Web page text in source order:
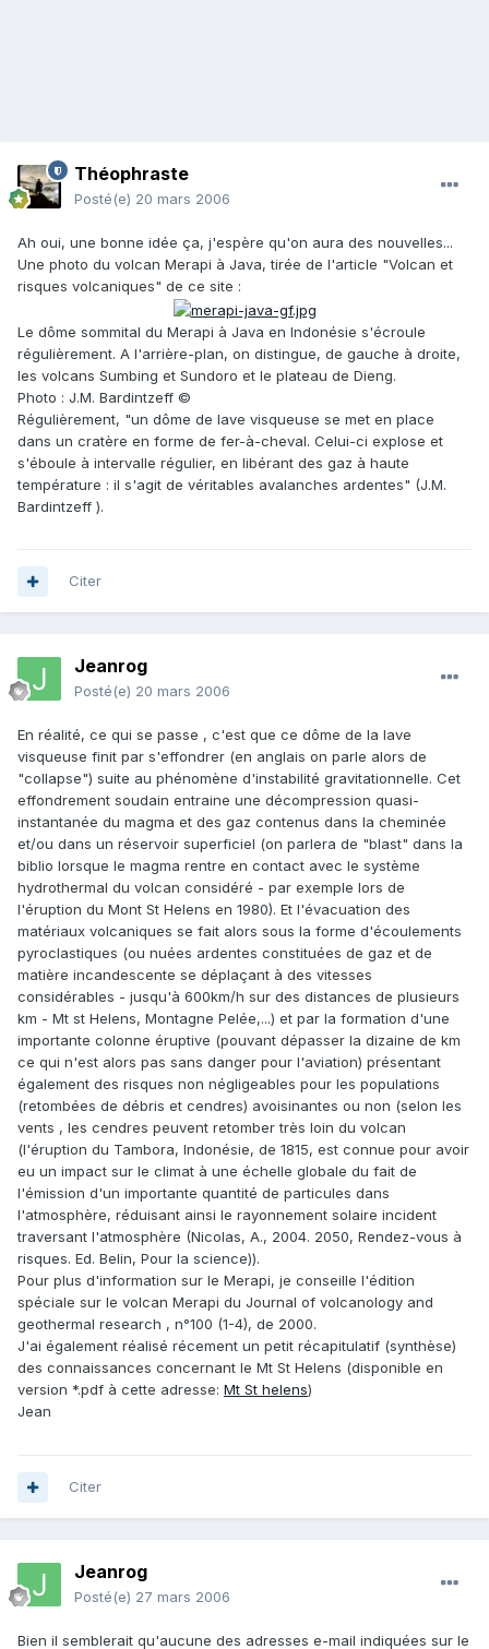
Théophraste
Posté(e) 20 mars 2006
Ah oui, une bonne idée ça, j'espère qu'on aura des nouvelles...
Une photo du volcan Merapi à Java, tirée de l'article "Volcan et
risques volcaniques" de ce site :
Le dôme sommital du Merapi à Java en Indonésie s'écroule
régulièrement. A l'arrière-plan, on distingue, de gauche à droite,
les volcans Sumbing et Sundoro et le plateau de Dieng.
Photo : J.M. Bardintzeff ©
Régulièrement, "un dôme de lave visqueuse se met en place
dans un cratère en forme de fer-à-cheval. Celui-ci explose et
s'éboule à intervalle régulier, en libérant des gaz à haute
température : il s'agit de véritables avalanches ardentes" (J.M.
Bardintzeff ).
Citer
Jeanrog
Posté(e) 20 mars 2006
En réalité, ce qui se passe , c'est que ce dôme de la lave
visqueuse finit par s'effondrer (en anglais on parle alors de
"collapse") suite au phénomène d'instabilité gravitationnelle. Cet
effondrement soudain entraine une décompression quasi-
instantanée du magma et des gaz contenus dans la cheminée
et/ou dans un réservoir superficiel (on parlera de "blast" dans la
biblio lorsque le magma rentre en contact avec le système
hydrothermal du volcan considéré - par exemple lors de
l'éruption du Mont St Helens en 1980). Et l'évacuation des
matériaux volcaniques se fait alors sous la forme d'écoulements
pyroclastiques (ou nuées ardentes constituées de gaz et de
matière incandescente se déplaçant à des vitesses
considérables - jusqu'à 600km/h sur des distances de plusieurs
km - Mt st Helens, Montagne Pelée,...) et par la formation d'une
importante colonne éruptive (pouvant dépasser la dizaine de km
ce qui n'est alors pas sans danger pour l'aviation) présentant
également des risques non négligeables pour les populations
(retombées de débris et cendres) avoisinantes ou non (selon les
vents , les cendres peuvent retomber très loin du volcan
(l'éruption du Tambora, Indonésie, de 1815, est connue pour avoir
eu un impact sur le climat à une échelle globale du fait de
l'émission d'un importante quantité de particules dans
l'atmosphère, réduisant ainsi le rayonnement solaire incident
traversant l'atmosphère (Nicolas, A., 2004. 2050, Rendez-vous à
risques. Ed. Belin, Pour la science)).
Pour plus d'information sur le Merapi, je conseille l'édition
spéciale sur le volcan Merapi du Journal of volcanology and
geothermal research , n°100 (1-4), de 2000.
J'ai également réalisé récement un petit récapitulatif (synthèse)
des connaissances concernant le Mt St Helens (disponible en
version *.pdf à cette adresse: Mt St helens)
Jean
Citer
Jeanrog
Posté(e) 27 mars 2006
Bien il semblerait qu'aucune des adresses e-mail indiquées sur le